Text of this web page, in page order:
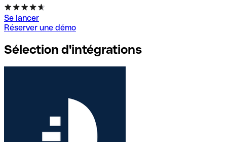
Se lancer
Réserver une démo
Sélection d'intégrations